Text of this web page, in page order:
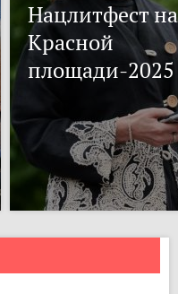
Нацлитфест на
Красной
площади-2025